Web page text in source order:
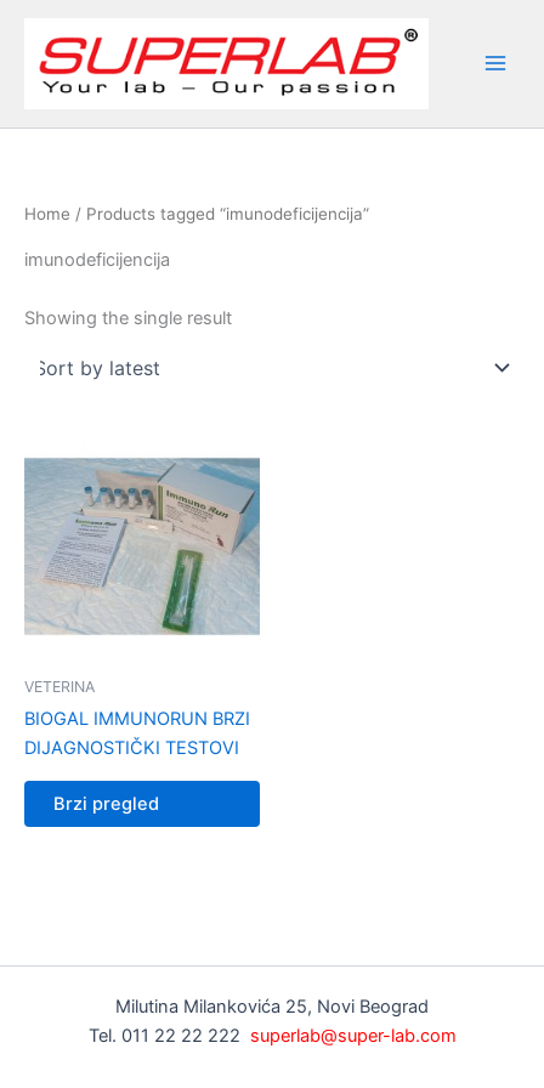
content
Home / Products tagged “imunodeficijencija”
imunodeficijencija
Showing the single result
VETERINA
BIOGAL IMMUNORUN BRZI
DIJAGNOSTIČKI TESTOVI
Brzi pregled
Milutina Milankovića 25, Novi Beograd
Tel. 011 22 22 222 superlab@super-lab.com